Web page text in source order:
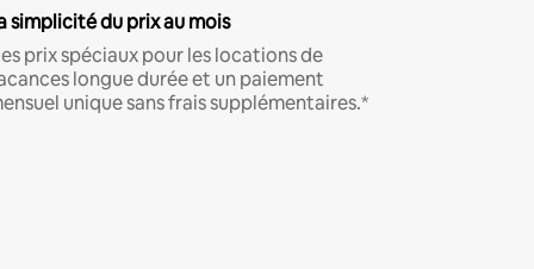
simplicité du prix au mois
prix spéciaux pour les locations de
longue durée et un paiement
unique sans frais supplémentaires.*